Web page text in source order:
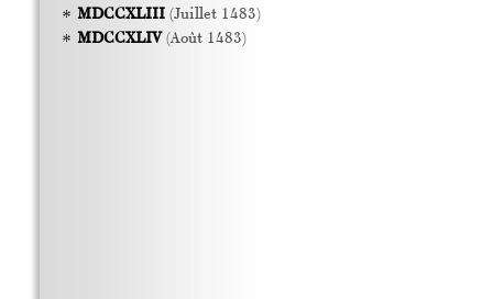
MDCCXLIII(Juillet 1483)
MDCCXLIV(Août 1483)